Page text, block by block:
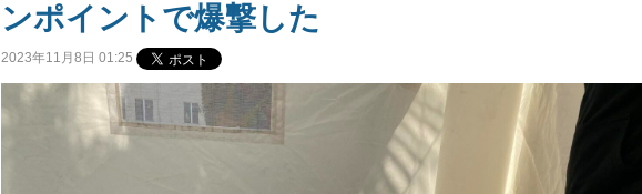
ンポイントで爆撃した
2023年11月8日 01:25